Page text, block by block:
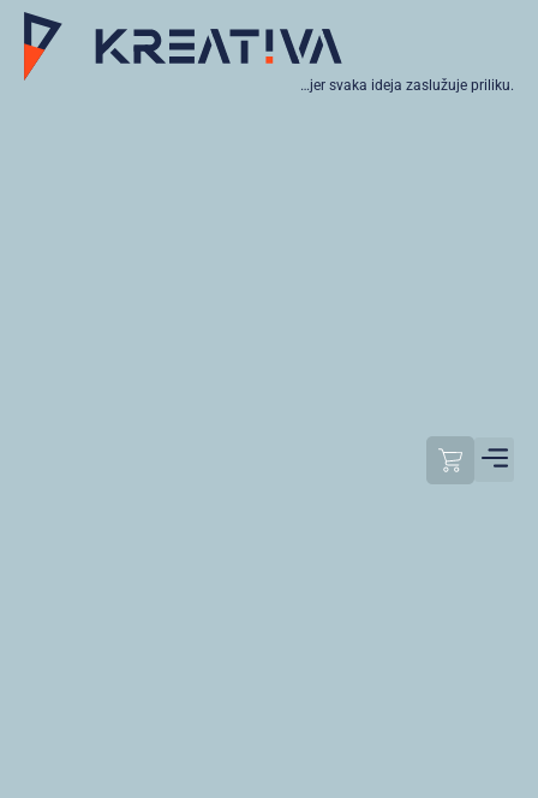
…jer svaka ideja zaslužuje priliku.